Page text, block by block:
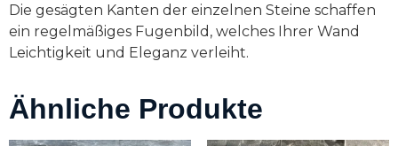
Die gesägten Kanten der einzelnen Steine schaffen
ein regelmäßiges Fugenbild, welches Ihrer Wand
Leichtigkeit und Eleganz verleiht.
Ähnliche Produkte